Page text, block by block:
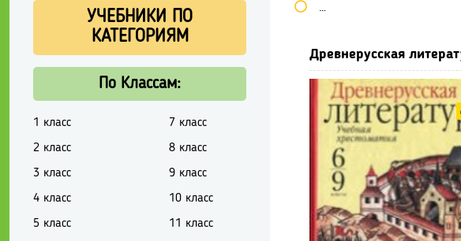
Школьные учебники /
Древнерусская
УЧЕБНИКИ ПО
КАТЕГОРИЯМ
По Классам:
1 класс
2 класс
3 класс
4 класс
5 класс
7 класс
8 класс
9 класс
10 класс
11 класс